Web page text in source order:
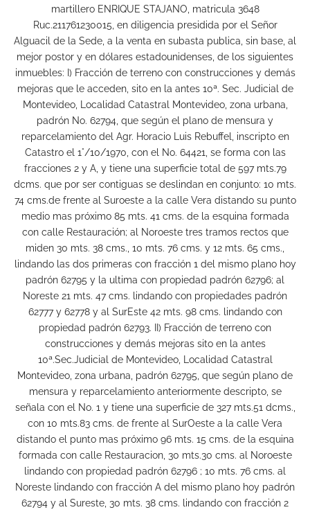
martillero ENRIQUE STAJANO, matricula 3648
Ruc.211761230015, en diligencia presidida por el Señor
Alguacil de la Sede, a la venta en subasta publica, sin base, al
mejor postor y en dólares estadounidenses, de los siguientes
inmuebles: I) Fracción de terreno con construcciones y demás
mejoras que le acceden, sito en la antes 10ª. Sec. Judicial de
Montevideo, Localidad Catastral Montevideo, zona urbana,
padrón No. 62794, que según el plano de mensura y
reparcelamiento del Agr. Horacio Luis Rebuffel, inscripto en
Catastro el 1°/10/1970, con el No. 64421, se forma con las
fracciones 2 y A, y tiene una superficie total de 597 mts.79
dcms. que por ser contiguas se deslindan en conjunto: 10 mts.
74 cms.de frente al Suroeste a la calle Vera distando su punto
medio mas próximo 85 mts. 41 cms. de la esquina formada
con calle Restauración; al Noroeste tres tramos rectos que
miden 30 mts. 38 cms., 10 mts. 76 cms. y 12 mts. 65 cms.,
lindando las dos primeras con fracción 1 del mismo plano hoy
padrón 62795 y la ultima con propiedad padrón 62796; al
Noreste 21 mts. 47 cms. lindando con propiedades padrón
62777 y 62778 y al SurEste 42 mts. 98 cms. lindando con
propiedad padrón 62793. II) Fracción de terreno con
construcciones y demás mejoras sito en la antes
10ª.Sec.Judicial de Montevideo, Localidad Catastral
Montevideo, zona urbana, padrón 62795, que según plano de
mensura y reparcelamiento anteriormente descripto, se
señala con el No. 1 y tiene una superficie de 327 mts.51 dcms.,
con 10 mts.83 cms. de frente al SurOeste a la calle Vera
distando el punto mas próximo 96 mts. 15 cms. de la esquina
formada con calle Restauracion, 30 mts.30 cms. al Noroeste
lindando con propiedad padrón 62796 ; 10 mts. 76 cms. al
Noreste lindando con fracción A del mismo plano hoy padrón
62794 y al Sureste, 30 mts. 38 cms. lindando con fracción 2